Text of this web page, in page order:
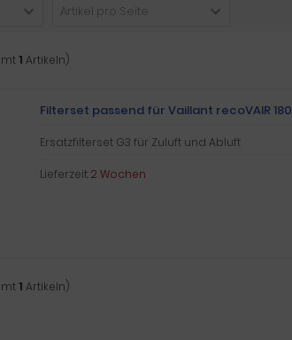
Artikel pro Seite
1 Artikeln)
Filterset passend für Vaillant recoVAIR 180
Ersatzfilterset G3 für Zuluft und Abluft
Lieferzeit:2 Wochen
1 Artikeln)